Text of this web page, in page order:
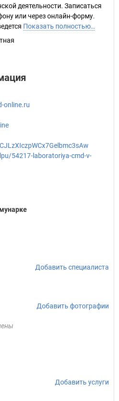
деятельности. Записаться
или через онлайн-форму.
Показать полностью…
online.ru
54217-laboratoriya-cmd-v-
Добавить специалиста
Добавить фотографии
Добавить услуги